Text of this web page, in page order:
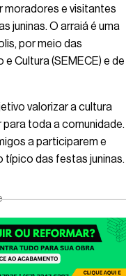
moradores e visitantes
juninas. O arraiá é uma
por meio das
Cultura (SEMECE) e de
valorizar a cultura
toda a comunidade.
a participarem e
típico das festas juninas.